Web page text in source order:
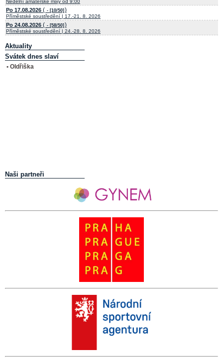
Nedělní amatérské mixy od 9:00
Po 17.08.2026 ( - [10/50] )
Příměstské soustředění | 17.-21. 8. 2026
Po 24.08.2026 ( - [58/50] )
Příměstské soustředění | 24.-28. 8. 2026
Aktuality
Svátek dnes slaví
• Oldřiška
Naši partneři